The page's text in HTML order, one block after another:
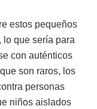
estos pequeños
lo que sería para
con auténticos
son raros, los
personas
niños aislados